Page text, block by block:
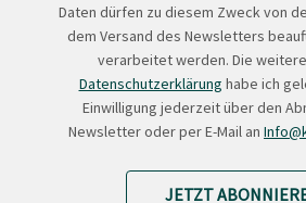
Daten dürfen zu diesem Zweck von
dem Versand des Newsletters
verarbeitet werden. Die
Datenschutzerklärung habe ich
Einwilligung jederzeit über den
Newsletter oder per E-Mail an
JETZT